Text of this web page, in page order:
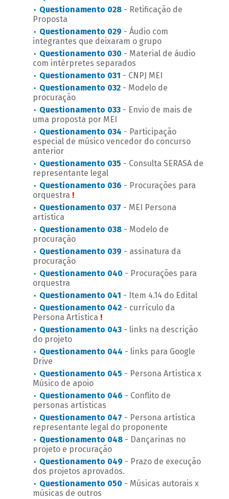
Questionamento 028 - Retificação de
Proposta
Questionamento 029 - Áudio com
integrantes que deixaram o grupo
Questionamento 030 - Material de áudio
com intérpretes separados
Questionamento 031 - CNPJ MEI
Questionamento 032 - Modelo de
procuração
Questionamento 033 - Envio de mais de
uma proposta por MEI
Questionamento 034 - Participação
especial de músico vencedor do concurso
anterior
Questionamento 035 - Consulta SERASA de
representante legal
Questionamento 036 - Procurações para
orquestra !
Questionamento 037 - MEI Persona
artística
Questionamento 038 - Modelo de
procuração
Questionamento 039 - assinatura da
procuração
Questionamento 040 - Procurações para
orquestra
Questionamento 041 - Item 4.14 do Edital
Questionamento 042 - currículo da
Persona Artística !
Questionamento 043 - links na descrição
do projeto
Questionamento 044 - links para Google
Drive
Questionamento 045 - Persona Artística x
Músico de apoio
Questionamento 046 - Conflito de
personas artísticas
Questionamento 047 - Persona artística
representante legal do proponente
Questionamento 048 - Dançarinas no
projeto e procuração
Questionamento 049 - Prazo de execução
dos projetos aprovados.
Questionamento 050 - Músicas autorais x
músicas de outros